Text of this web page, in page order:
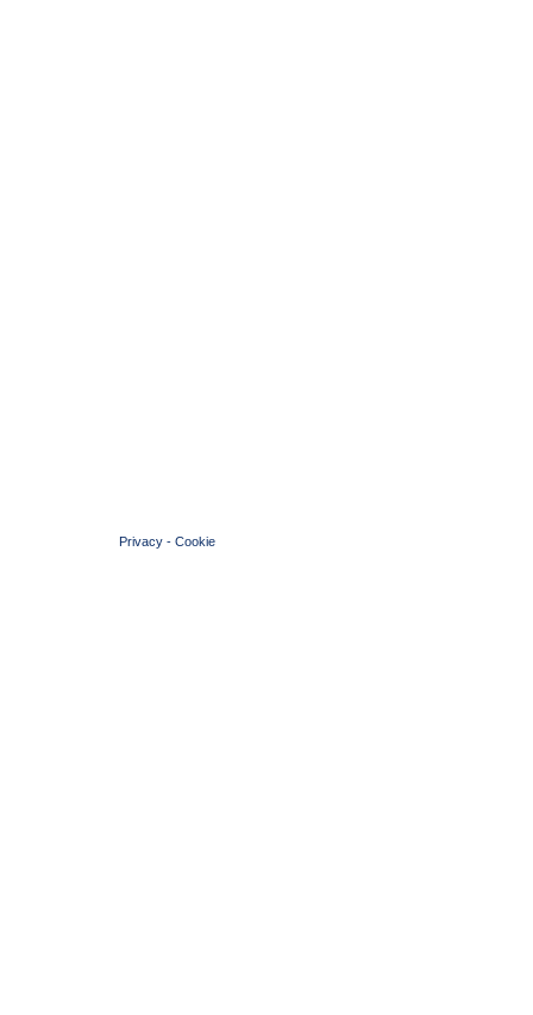
Privacy - Cookie